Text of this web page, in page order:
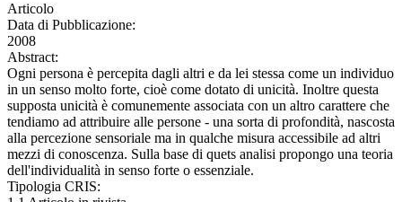
Articolo
Data di Pubblicazione:
2008
Abstract:
Ogni persona è percepita dagli altri e da lei stessa come un individuo
in un senso molto forte, cioè come dotato di unicità. Inoltre questa
supposta unicità è comunemente associata con un altro carattere che
tendiamo ad attribuire alle persone - una sorta di profondità, nascosta
alla percezione sensoriale ma in qualche misura accessibile ad altri
mezzi di conoscenza. Sulla base di quets analisi propongo una teoria
dell'individualità in senso forte o essenziale.
Tipologia CRIS: